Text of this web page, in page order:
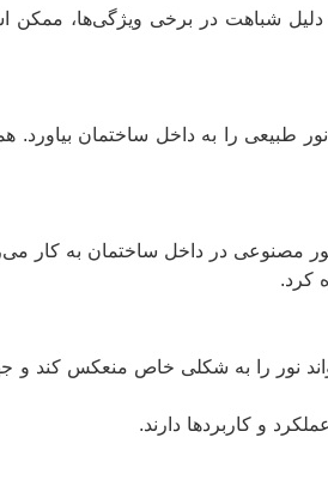
شباهت در برخی ویژگی‌ها، ممکن
طبیعی را به داخل ساختمان
مصنوعی در داخل ساختمان به
کرد.
نور را به شکلی خاص منعکس کند
و کاربردها دارند.